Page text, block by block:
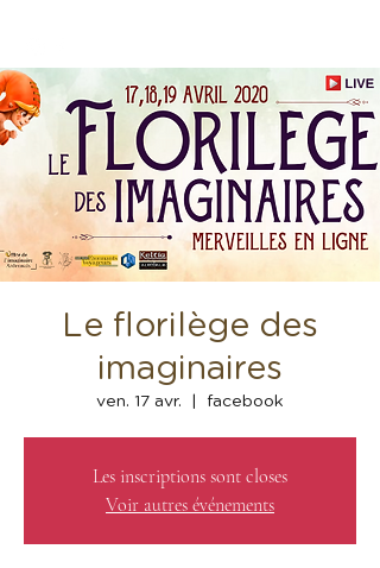
Le florilège des
imaginaires
ven. 17 avr. facebook
Les inscriptions sont closes
Voir autres événements